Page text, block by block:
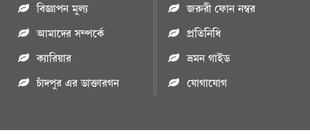
বিজ্ঞাপন মুল্য
আমাদের সম্পর্কে
ক্যারিয়ার
চাঁদপুর এর ডাক্তারগন
জরুরী ফোন নম্বর
প্রতিনিধি
ভ্রমন গাইড
যোগাযোগ